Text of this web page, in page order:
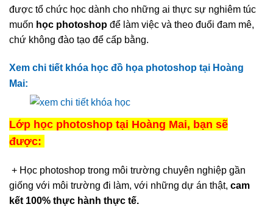
được tổ chức học dành cho những ai thực sự nghiêm túc
muốn học photoshop để làm việc và theo đuổi đam mê,
chứ không đào tạo để cấp bằng.
Xem chi tiết khóa học đồ họa photoshop tại Hoàng
Mai:
Lớp học photoshop tại Hoàng Mai, bạn sẽ
được:
+ Học photoshop trong môi trường chuyên nghiệp gần
giống với môi trường đi làm, với những dự án thật, cam
kết 100% thực hành thực tế.